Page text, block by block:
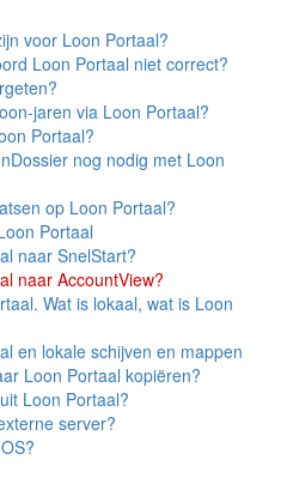
voor Loon Portaal?
Loon Portaal niet correct?
jaren via Loon Portaal?
Portaal?
nog nodig met Loon
op Loon Portaal?
Portaal
naar SnelStart?
naar AccountView?
Wat is lokaal, wat is Loon
en lokale schijven en mappen
Loon Portaal kopiëren?
Loon Portaal?
server?